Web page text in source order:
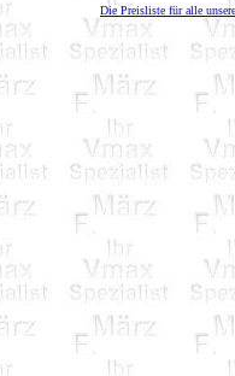
Die Preisliste für alle